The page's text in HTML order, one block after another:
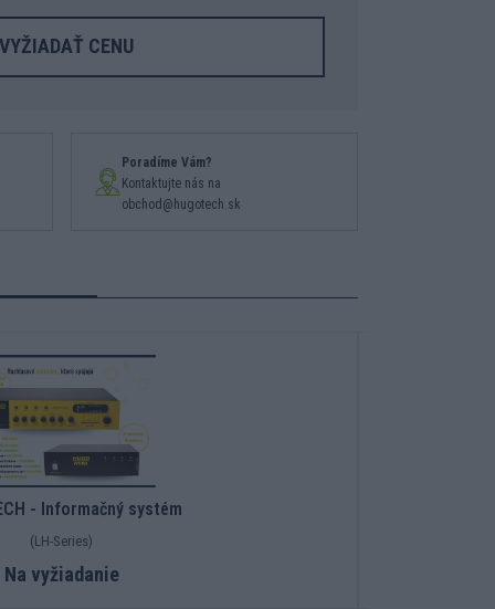
VYŽIADAŤ CENU
Poradíme Vám?
Kontaktujte nás na
obchod@hugotech.sk
- Informačný systém
(LH-Series)
Na vyžiadanie